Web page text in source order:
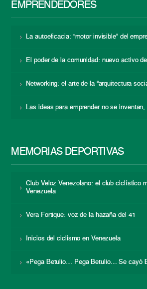
EMPRENDEDORES
La autoeficacia: “motor invisible” del
El poder de la comunidad: nuevo activo
Networking: el arte de la “arquitectura
Las ideas para emprender no se
MEMORIAS DEPORTIVAS
Club Veloz Venezolano: el club ciclístico
Venezuela
Vera Fortique: voz de la hazaña del 41
Inicios del ciclismo en Venezuela
«Pega Betulio… Pega Betulio… Se cayó